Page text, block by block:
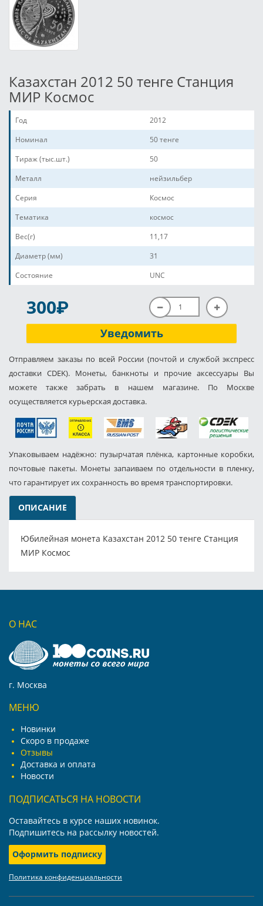
Казахстан 2012 50 тенге Станция
МИР Космос
Год
2012
Номинал
50 тенге
Тираж (тыс.шт.)
50
Металл
нейзильбер
Серия
Космос
Тематика
космос
Вес(г)
11,17
Диаметр (мм)
31
Состояние
UNC
300P
Уведомить
Отправляем заказы по всей России (почтой и службой экспресс
доставки CDEK). Монеты, банкноты и прочие аксессуары Вы
можете также забрать в нашем магазине. По Москве
осуществляется курьерская доставка.
Упаковываем надёжно: пузырчатая плёнка, картонные коробки,
почтовые пакеты. Монеты запаиваем по отдельности в пленку,
что гарантирует их сохранность во время транспортировки.
ОПИСАНИЕ
Юбилейная монета Казахстан 2012 50 тенге Станция
МИР Космос
О НАС
г. Москва
МЕНЮ
Новинки
Скоро в продаже
Отзывы
Доставка и оплата
Новости
ПОДПИСАТЬСЯ НА НОВОСТИ
Оставайтесь в курсе наших новинок.
Подпишитесь на рассылку новостей.
Оформить подписку
Политика конфиденциальности